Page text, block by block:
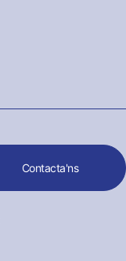
Contacta'ns